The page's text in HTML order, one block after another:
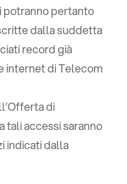
potranno pertanto
dalla suddetta
record già
internet di Telecom
di
tali accessi saranno
indicati dalla